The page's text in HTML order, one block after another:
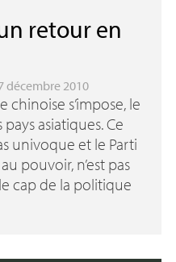
retour en
décembre 2010
chinoise s’impose, le
asiatiques. Ce
univoque et le Parti
pouvoir, n’est pas
cap de la politique